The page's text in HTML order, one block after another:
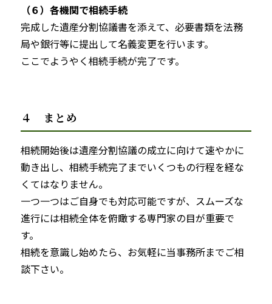
（６）各機関で相続手続
完成した遺産分割協議書を添えて、必要書類を法務
局や銀行等に提出して名義変更を行います。
ここでようやく相続手続が完了です。
４ まとめ
相続開始後は遺産分割協議の成立に向けて速やかに
動き出し、相続手続完了までいくつもの行程を経な
くてはなりません。
一つ一つはご自身でも対応可能ですが、スムーズな
進行には相続全体を俯瞰する専門家の目が重要で
す。
相続を意識し始めたら、お気軽に当事務所までご相
談下さい。